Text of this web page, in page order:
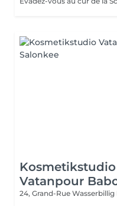
Kosmetikstudio
Vatanpour
24, Grand-Rue Wasserbillig